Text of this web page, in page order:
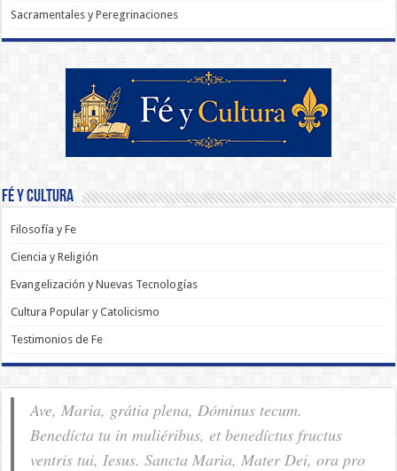
Sacramentales y Peregrinaciones
Fé y Cultura
Filosofía y Fe
Ciencia y Religión
Evangelización y Nuevas Tecnologías
Cultura Popular y Catolicismo
Testimonios de Fe
Ave, Maria, grátia plena, Dóminus tecum.
Benedícta tu in muliéribus, et benedíctus fructus
ventris tui, Iesus. Sancta Maria, Mater Dei, ora pro